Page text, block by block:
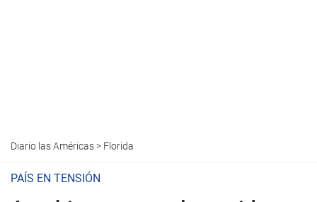
Diario las Américas> Florida
PAÍS EN TENSIÓN